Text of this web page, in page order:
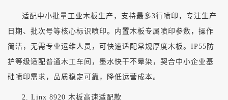
适配中小批量工业木板生产，支持最多3行喷印，专注生产
日期、批次号等核心标识喷印。内置木板专属喷印参数，操作
简洁，无需专业运维人员，可快速适配常规厚度木板。IP55防
护等级适配普通木工车间，墨水快干不晕染，契合中小企业基
础喷印需求，品质稳定可靠，降低运营成本。
2. Linx 8920 木板高速适配款